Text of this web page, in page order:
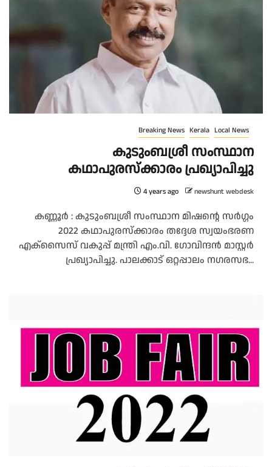
Breaking News Kerala Local News
കുടുംബശ്രീ സംസ്ഥാന
കഥാപുരസ്‌ക്കാരം പ്രഖ്യാപിച്ചു
4 years ago newshunt webdesk
കണ്ണൂർ : കുടുംബശ്രീ സംസ്ഥാന മിഷന്റെ സര്‍ഗ്ഗം
2022 കഥാപുരസ്‌ക്കാരം തദ്ദേശ സ്വയംഭരണ
എക്സൈസ് വകുപ്പ് മന്ത്രി എം.വി. ഗോവിന്ദന്‍ മാസ്റ്റര്‍
പ്രഖ്യാപിച്ചു. പാലക്കാട് ഒറ്റപ്പാലം നഗരസഭ...